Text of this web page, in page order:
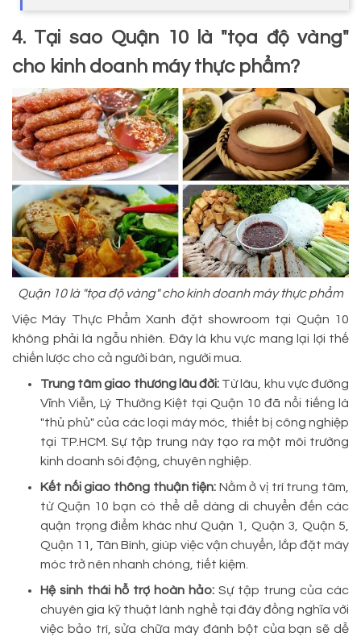
4. Tại sao Quận 10 là "tọa độ vàng"
cho kinh doanh máy thực phẩm?
Quận 10 là "tọa độ vàng" cho kinh doanh máy thực phẩm
Việc Máy Thực Phẩm Xanh đặt showroom tại Quận 10
không phải là ngẫu nhiên. Đây là khu vực mang lại lợi thế
chiến lược cho cả người bán, người mua.
Trung tâm giao thương lâu đời: Từ lâu, khu vực đường
Vĩnh Viễn, Lý Thường Kiệt tại Quận 10 đã nổi tiếng là
"thủ phủ" của các loại máy móc, thiết bị công nghiệp
tại TP.HCM. Sự tập trung này tạo ra một môi trường
kinh doanh sôi động, chuyên nghiệp.
Kết nối giao thông thuận tiện: Nằm ở vị trí trung tâm,
từ Quận 10 bạn có thể dễ dàng di chuyển đến các
quận trọng điểm khác như Quận 1, Quận 3, Quận 5,
Quận 11, Tân Bình, giúp việc vận chuyển, lắp đặt máy
móc trở nên nhanh chóng, tiết kiệm.
Hệ sinh thái hỗ trợ hoàn hảo: Sự tập trung của các
chuyên gia kỹ thuật lành nghề tại đây đồng nghĩa với
việc bảo trì, sửa chữa máy đánh bột của bạn sẽ dễ